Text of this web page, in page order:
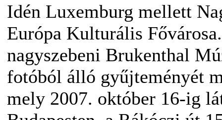
Idén Luxemburg mellett
Európa Kulturális
nagyszebeni Brukenthal
fotóból álló gyűjteményét
mely 2007. október 16-ig